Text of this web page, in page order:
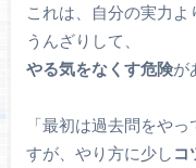
これは、自分の実力
うんざりして、
やる気をなくす危険が
「最初は過去問をや
すが、やり方に少し コ